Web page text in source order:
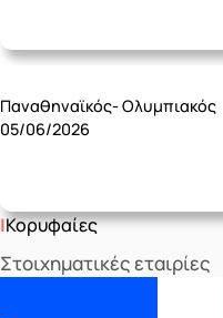
Παναθηναϊκός- Ολυμπιακός
05/06/2026
Κορυφαίες
Στοιχηματικές εταιρίες